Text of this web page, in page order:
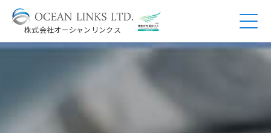
株式会社オーシャンリンクス